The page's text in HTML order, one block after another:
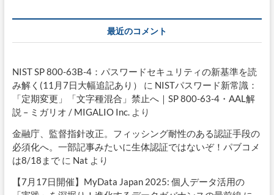
最近のコメント
NIST SP 800-63B-4：パスワードセキュリティの新基準を読
み解く(11月7日大幅追記あり）
に NISTパスワード新常識：
「定期変更」「文字種混合」禁止へ｜SP 800-63-4・AAL解
説 – ミガリオ / MIGALIO Inc.より
金融庁、監督指針改正。フィッシング耐性のある認証手段の
必須化へ。一部記事みたいに生体認証ではないぞ！パブコメ
は8/18までに Nat より
【7月17日開催】MyData Japan 2025: 個人データ活用の